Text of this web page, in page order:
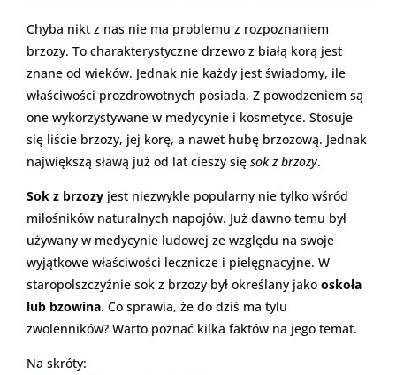
Chyba nikt z nas nie ma problemu z rozpoznaniem
brzozy. To charakterystyczne drzewo z białą korą jest
znane od wieków. Jednak nie każdy jest świadomy, ile
właściwości prozdrowotnych posiada. Z powodzeniem są
one wykorzystywane w medycynie i kosmetyce. Stosuje
się liście brzozy, jej korę, a nawet hubę brzozową. Jednak
największą sławą już od lat cieszy się sok z brzozy.
Sok z brzozy jest niezwykle popularny nie tylko wśród
miłośników naturalnych napojów. Już dawno temu był
używany w medycynie ludowej ze względu na swoje
wyjątkowe właściwości lecznicze i pielęgnacyjne. W
staropolszczyźnie sok z brzozy był określany jako oskoła
lub bzowina. Co sprawia, że do dziś ma tylu
zwolenników? Warto poznać kilka faktów na jego temat.
Na skróty: